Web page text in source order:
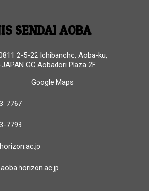
SENDAI AOBA
2-5-22 Ichibancho, Aoba-ku,
GC Aobadori Plaza 2F
Google Maps
7767
7793